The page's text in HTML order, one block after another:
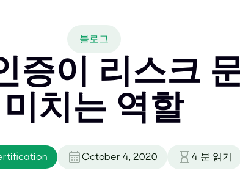
블로그
증이 리스크
미치는 역할
October 4, 2020 4 분 읽기